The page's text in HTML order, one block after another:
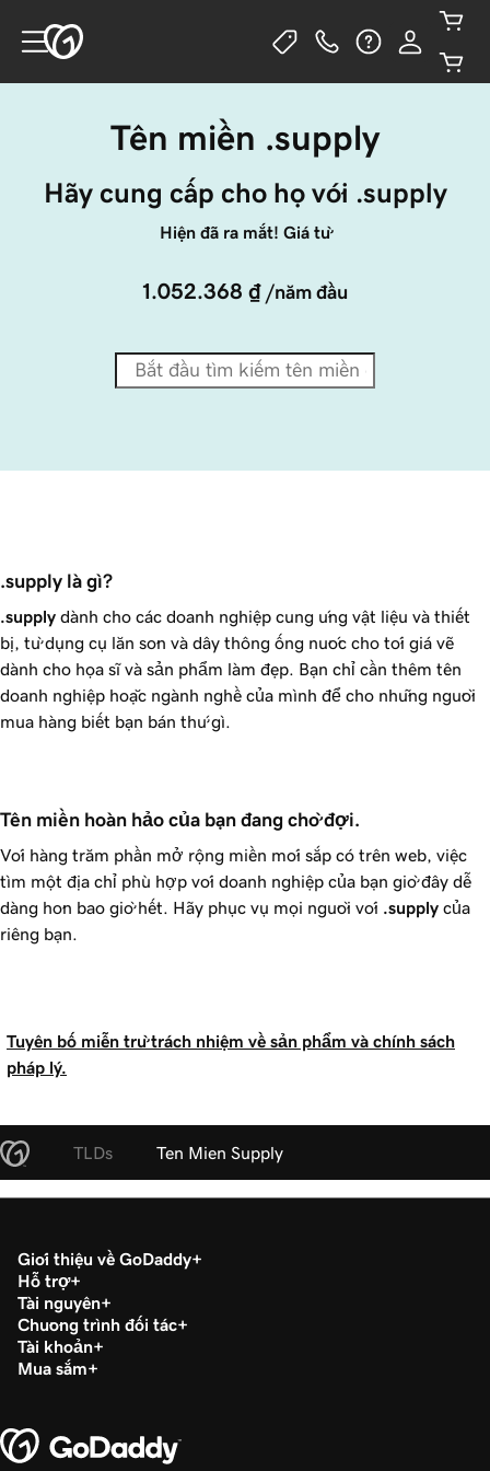
Tên miền .supply
Hãy cung cấp cho họ với .supply
Hiện đã ra mắt! Giá từ
1.052.368 ₫ /năm đầu
.supply là gì?
.supply dành cho các doanh nghiệp cung ứng vật liệu và thiết
bị, từ dụng cụ lăn sơn và dây thông ống nước cho tới giá vẽ
dành cho họa sĩ và sản phẩm làm đẹp. Bạn chỉ cần thêm tên
doanh nghiệp hoặc ngành nghề của mình để cho những người
mua hàng biết bạn bán thứ gì.
Tên miền hoàn hảo của bạn đang chờ đợi.
Với hàng trăm phần mở rộng miền mới sắp có trên web, việc
tìm một địa chỉ phù hợp với doanh nghiệp của bạn giờ đây dễ
dàng hơn bao giờ hết. Hãy phục vụ mọi người với .supply của
riêng bạn.
Tuyên bố miễn trừ trách nhiệm về sản phẩm và chính sách
pháp lý.
TLDs Ten Mien Supply
Giới thiệu về GoDaddy
Hỗ trợ
Tài nguyên
Chương trình đối tác
Tài khoản
Mua sắm